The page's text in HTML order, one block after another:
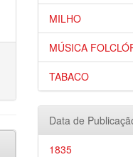
MILHO
MÚSICA
TABACO
Data de
1835